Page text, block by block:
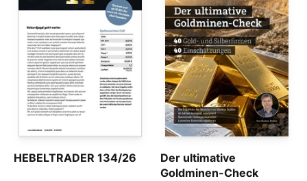
HEBELTRADER 134/26
Der ultimative
Goldminen-Check